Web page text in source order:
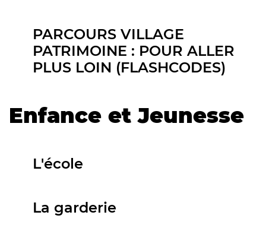
PARCOURS VILLAGE
PATRIMOINE : POUR ALLER
PLUS LOIN (FLASHCODES)
Enfance et Jeunesse
L'école
La garderie